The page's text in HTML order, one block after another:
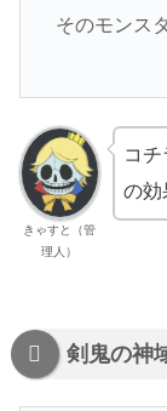
そのモンス
きゃすと（管
理人）
コ
の効
剣鬼の神